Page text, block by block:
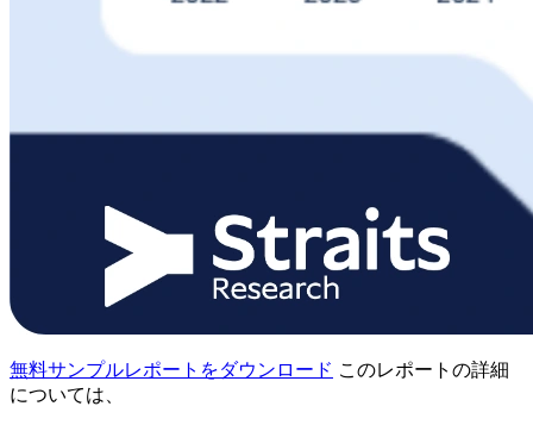
無料サンプルレポートをダウンロード このレポートの詳細
については、